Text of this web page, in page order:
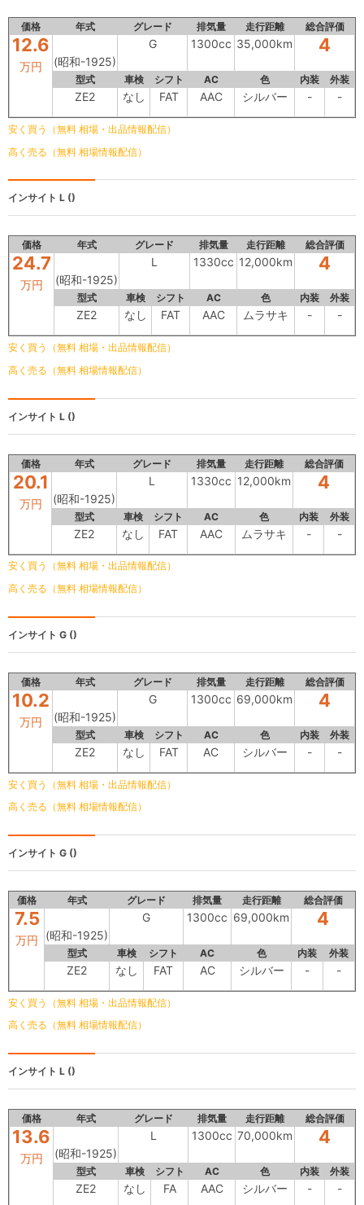
価格 年式 グレード 排気量 走行距離 総合評価
12.6
万円 (昭和-1925)
G 1300cc 35,000km 4
型式 車検 シフト AC 色 内装 外装
ZE2 なし FAT AAC シルバー - -
安く買う（無料 相場・出品情報配信）
高く売る（無料 相場情報配信）
インサイト L ()
価格 年式 グレード 排気量 走行距離 総合評価
24.7
万円 (昭和-1925)
L 1330cc 12,000km 4
型式 車検 シフト AC 色 内装 外装
ZE2 なし FAT AAC ムラサキ - -
安く買う（無料 相場・出品情報配信）
高く売る（無料 相場情報配信）
インサイト L ()
価格 年式 グレード 排気量 走行距離 総合評価
20.1
万円 (昭和-1925)
L 1330cc 12,000km 4
型式 車検 シフト AC 色 内装 外装
ZE2 なし FAT AAC ムラサキ - -
安く買う（無料 相場・出品情報配信）
高く売る（無料 相場情報配信）
インサイト G ()
価格 年式 グレード 排気量 走行距離 総合評価
10.2
万円 (昭和-1925)
G 1300cc 69,000km 4
型式 車検 シフト AC 色 内装 外装
ZE2 なし FAT AC シルバー - -
安く買う（無料 相場・出品情報配信）
高く売る（無料 相場情報配信）
インサイト G ()
価格 年式 グレード 排気量 走行距離 総合評価
7.5
万円 (昭和-1925)
G 1300cc 69,000km 4
型式 車検 シフト AC 色 内装 外装
ZE2 なし FAT AC シルバー - -
安く買う（無料 相場・出品情報配信）
高く売る（無料 相場情報配信）
インサイト L ()
価格 年式 グレード 排気量 走行距離 総合評価
13.6
万円 (昭和-1925)
L 1300cc 70,000km 4
型式 車検 シフト AC 色 内装 外装
ZE2 なし FA AAC シルバー - -